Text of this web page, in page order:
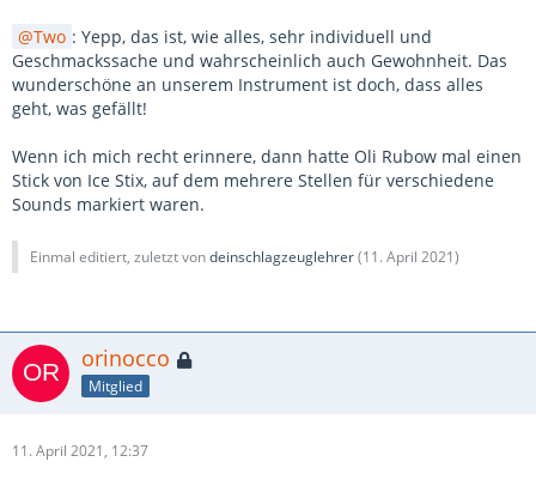
Two : Yepp, das ist, wie alles, sehr individuell und
Geschmackssache und wahrscheinlich auch Gewohnheit. Das
wunderschöne an unserem Instrument ist doch, dass alles
geht, was gefällt!
Wenn ich mich recht erinnere, dann hatte Oli Rubow mal einen
Stick von Ice Stix, auf dem mehrere Stellen für verschiedene
Sounds markiert waren.
Einmal editiert, zuletzt vondeinschlagzeuglehrer(11. April 2021)
orinocco
Mitglied
11. April 2021, 12:37